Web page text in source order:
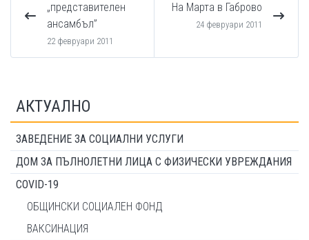
„представителен
ансамбъл”
22 февруари 2011
На Марта в Габрово
24 февруари 2011
АКТУАЛНО
ЗАВЕДЕНИЕ ЗА СОЦИАЛНИ УСЛУГИ
ДОМ ЗА ПЪЛНОЛЕТНИ ЛИЦА С ФИЗИЧЕСКИ УВРЕЖДАНИЯ
COVID-19
ОБЩИНСКИ СОЦИАЛЕН ФОНД
ВАКСИНАЦИЯ